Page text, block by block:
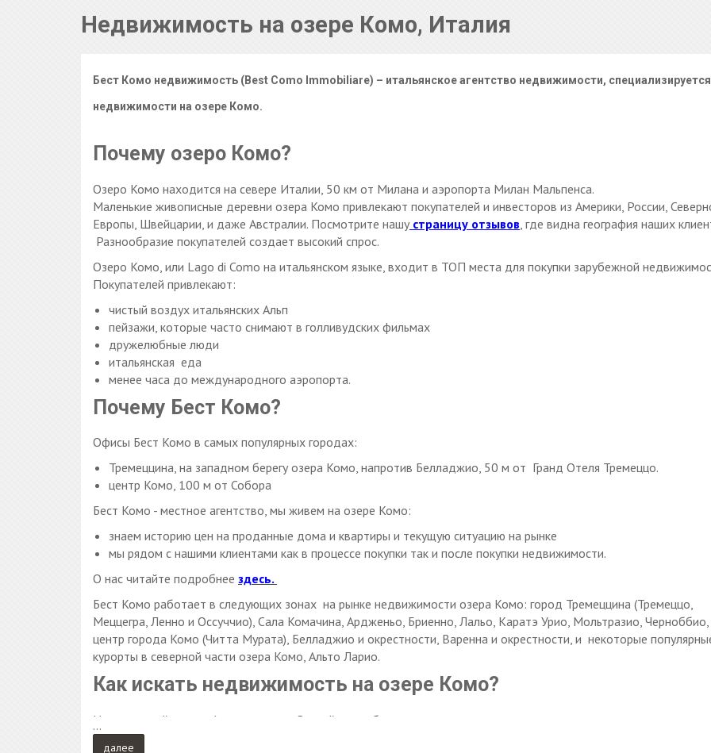
Недвижимость на озере Комо, Италия
Бест Комо недвижимость (Best Como Immobiliare) – итальянское агентство недвижимости,
недвижимости на озере Комо.
Почему озеро Комо?
Озеро Комо находится на севере Италии, 50 км от Милана и аэропорта Милан Мальпенса.
Маленькие живописные деревни озера Комо привлекают покупателей и инвесторов из Америки, России,
Европы, Швейцарии, и даже Австралии. Посмотрите нашу страницу отзывов , где видна география наших
Разнообразие покупателей создает высокий спрос.
Озеро Комо, или Lago di Como на итальянском языке, входит в ТОП места для покупки зарубежной
Покупателей привлекают:
чистый воздух итальянских Альп
пейзажи, которые часто снимают в голливудских фильмах
дружелюбные люди
итальянская еда
менее часа до международного аэропорта.
Почему Бест Комо?
Офисы Бест Комо в самых популярных городах:
Тремеццина, на западном берегу озера Комо, напротив Белладжио, 50 м от Гранд Отеля Тремеццо.
центр Комо, 100 м от Собора
Бест Комо - местное агентство, мы живем на озере Комо:
знаем историю цен на проданные дома и квартиры и текущую ситуацию на рынке
мы рядом с нашими клиентами как в процессе покупки так и после покупки недвижимости.
О нас читайте подробнее здесь.
Бест Комо работает в следующих зонах на рынке недвижимости озера Комо: город Тремеццина (Тремеццо,
Меццегра, Ленно и Оссуччио), Сала Комачина, Ардженьо, Бриенно, Лальо, Каратэ Урио, Мольтразио, Черноббио,
центр города Комо (Читта Мурата), Белладжио и окрестности, Варенна и окрестности, и некоторые
курорты в северной части озера Комо, Альто Ларио.
Как искать недвижимость на озере Комо?
На нашем сайте www.bestcomo.com Вы найдете объявления о продаже квартир и вилл, напрямую от
строительных компаний, и предложения вилл для отдыха в аренду по неделям.
…
далее